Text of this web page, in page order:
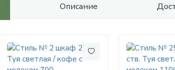
Описание